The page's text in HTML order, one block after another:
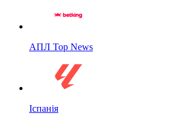
АПЛ Top News
Іспанія